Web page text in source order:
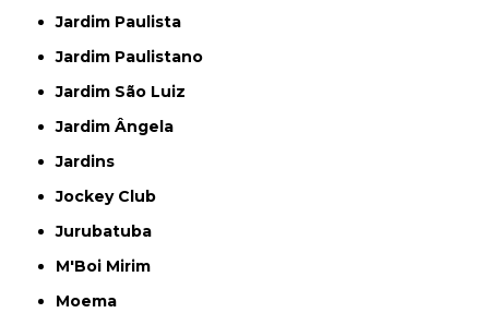
Jardim Paulista
Jardim Paulistano
Jardim São Luiz
Jardim Ângela
Jardins
Jockey Club
Jurubatuba
M'Boi Mirim
Moema